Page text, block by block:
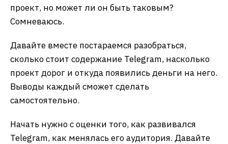
проект, но может ли он быть таковым?
Сомневаюсь.
Давайте вместе постараемся разобраться,
сколько стоит содержание Telegram, насколько
проект дорог и откуда появились деньги на него.
Выводы каждый сможет сделать
самостоятельно.
Начать нужно с оценки того, как развивался
Telegram, как менялась его аудитория. Давайте